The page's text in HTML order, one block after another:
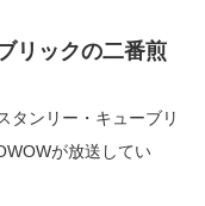
リックの二番煎
タンリー・キューブリ
が放送してい